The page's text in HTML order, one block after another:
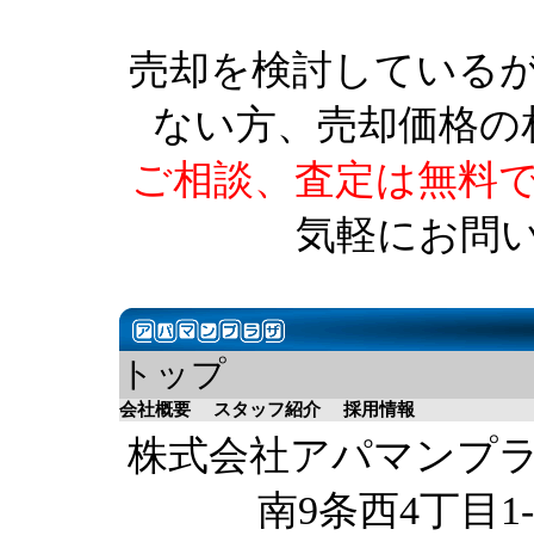
売却を検討している
ない方、売却価格
ご相談、査定は無料
気軽にお問
トップ
会社概要 スタッフ紹介 採用情報
株式会社アパマンプ
南9条西4丁目